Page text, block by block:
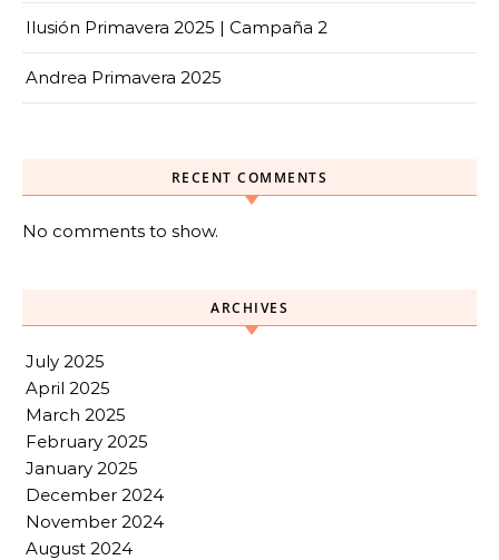
Ilusión Primavera 2025 | Campaña 2
Andrea Primavera 2025
RECENT COMMENTS
No comments to show.
ARCHIVES
July 2025
April 2025
March 2025
February 2025
January 2025
December 2024
November 2024
August 2024